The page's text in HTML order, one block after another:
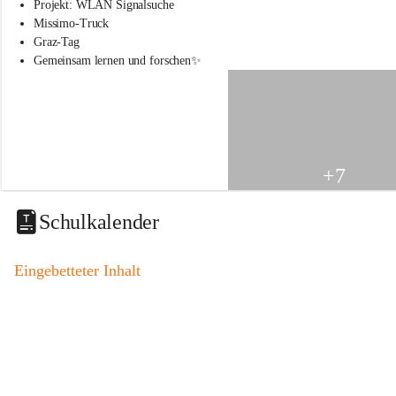
s
s
c
i
t
a
o
Projekt: WLAN Signalsuche
Missimo-Truck
Graz-Tag
Gemeinsam lernen und forschen✨
+7
Schulkalender
Eingebetteter Inhalt